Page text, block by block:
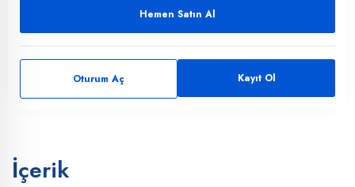
Hemen Satın Al
Oturum Aç Kayıt Ol
İçerik